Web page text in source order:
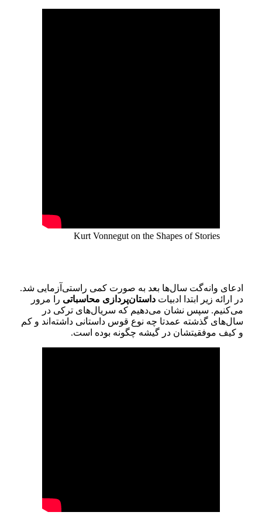
Kurt Vonnegut on the Shapes of Stories
ادعای وانه‌گت سال‌ها بعد به صورت کمی راستی‌آزمایی شد.
در ارائه زیر ابتدا ادبیات داستان‌پردازی محاسباتی را مرور
می‌کنیم. سپس نشان می‌دهیم که سریال‌های ترکی در
سال‌های گذشته عمدتا چه نوع قوس داستانی داشته‌اند و کم
و کیف موفقیتشان در گیشه چگونه بوده است.